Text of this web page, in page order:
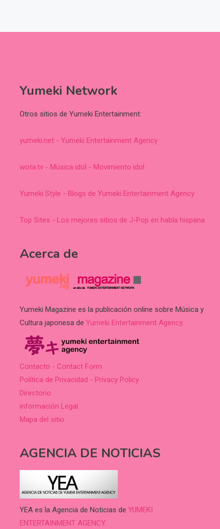
Yumeki Network
Otros sitios de Yumeki Entertainment:
yumeki.net - Yumeki Entertainment Agency
wota.tv - Música idol - Movimiento idol
Yumeki Style - Blogs de Yumeki Entertainment Agency
Top Sites - Los mejores sitios de J-Pop en habla hispana
Acerca de
Yumeki Magazine es la publicación online sobre Música y
Cultura japonesa de Yumeki Entertainment Agency.
Contacto - Contact Form
Política de Privacidad - Privacy Policy
Directorio
información Legal
Mapa del sitio
AGENCIA DE NOTICIAS
YEA es la Agencia de Noticias de YUMEKI
ENTERTAINMENT AGENCY.